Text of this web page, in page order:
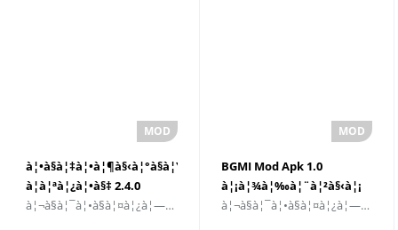
à¦•à§à¦‡à¦•à¦¶à§‹à¦°à§à¦Ÿà¦•à§à¦Ÿà¦®à§‡à¦•à¦¾à¦°
à¦à¦ªà¦¿à¦•à§‡ 2.4.0
à¦ªà§à¦°à¦¾à¦¨à§‹
à¦¬à§à¦¯à¦•à§à¦¤à¦¿à¦—à¦¤à¦•à¦°à¦£
BGMI Mod Apk 1.0
à¦¡à¦¾à¦‰à¦¨à¦²à§‹à¦¡
à¦¸à¦°à§à¦¬à¦¶à§‡à¦·
à¦¬à§à¦¯à¦•à§à¦¤à¦¿à¦—à¦¤à¦•à¦°à¦£